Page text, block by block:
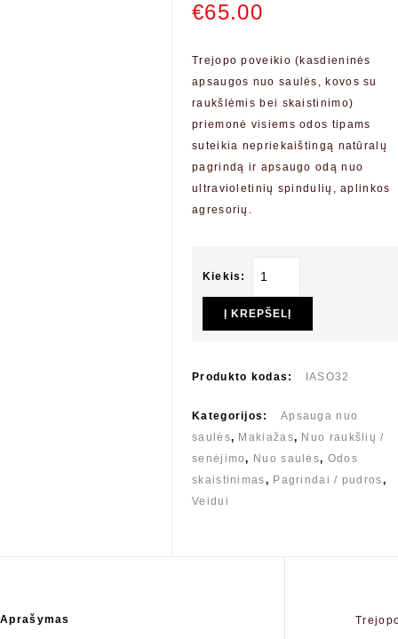
€65.00
Trejopo poveikio (kasdieninės
apsaugos nuo saulės, kovos su
raukšlėmis bei skaistinimo)
priemonė visiems odos tipams
suteikia nepriekaištingą natūralų
pagrindą ir apsaugo odą nuo
ultravioletinių spindulių, aplinkos
agresorių.
Kiekis:
Į KREPŠELĮ
Produkto kodas: IASO32
Kategorijos:
Apsauga nuo
saulės, Makiažas, Nuo raukšlių /
senėjimo, Nuo saulės, Odos
skaistinimas, Pagrindai / pudros,
Veidui
Aprašymas